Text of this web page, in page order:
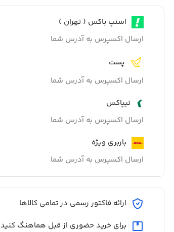
اسنپ باکس ( تهران )
ارسال اکسپرس به آدرس شما
پست
ارسال اکسپرس به آدرس شما
تیپاکس
ارسال اکسپرس به آدرس شما
باربری ویژه
ارسال اکسپرس به آدرس شما
ارائه فاکتور رسمی در تمامی کالاها
برای خرید حضوری از قبل هماهنگ کنید